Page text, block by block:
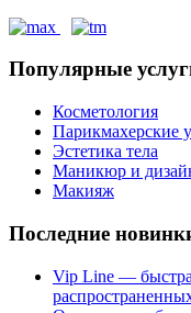
Популярные
Косметология
Парикмахерские
Эстетика тела
Маникюр и
Макияж
Последние
Vip Line —